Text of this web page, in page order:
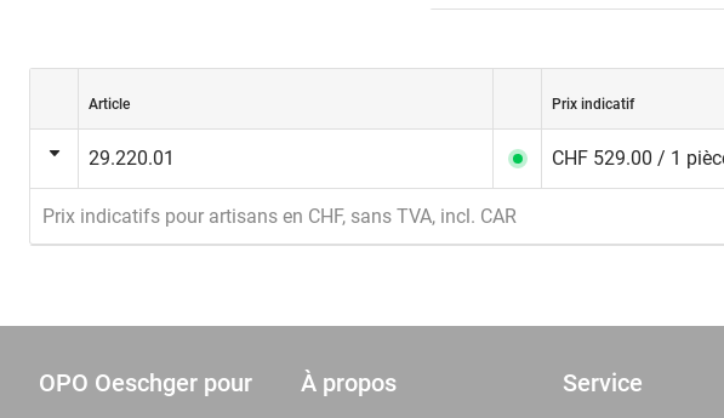
Article Prix indicatif
29.220.01 CHF 529.00 / 1
Prix indicatifs pour artisans en CHF, sans TVA, incl. CAR
OPO Oeschger pour À propos Service